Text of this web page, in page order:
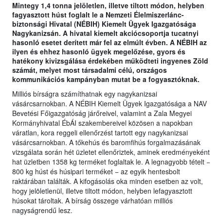
Mintegy 1,4 tonna jelöletlen, illetve tiltott módon, helyben
fagyasztott húst foglalt le a Nemzeti Élelmiszerlánc-
biztonsági Hivatal (NÉBIH) Kiemelt Ügyek Igazgatósága
Nagykanizsán. A hivatal kiemelt akciócsoportja tucatnyi
hasonló esetet derített már fel az elmúlt évben. A NÉBIH az
ilyen és ehhez hasonló ügyek megelőzése, gyors és
hatékony kivizsgálása érdekében működteti ingyenes Zöld
számát, melyet most társadalmi célú, országos
kommunikációs kampányban mutat be a fogyasztóknak.
Milliós bírságra számíthatnak egy nagykanizsai
vásárcsarnokban. A NÉBIH Kiemelt Ügyek Igazgatósága a NAV
Bevetési Főigazgatóság járőreivel, valamint a Zala Megyei
Kormányhivatal ÉbÁI szakembereivel közösen a napokban
váratlan, kora reggeli ellenőrzést tartott egy nagykanizsai
vásárcsarnokban. A tőkehús és baromfihús forgalmazásának
vizsgálata során hét üzletet ellenőriztek, aminek eredményeként
hat üzletben 1358 kg terméket foglaltak le. A legnagyobb tételt −
800 kg húst és húsipari terméket − az egyik hentesbolt
raktárában találták. A kifogásolás oka minden esetben az volt,
hogy jelöletlenül, illetve tiltott módon, helyben lefagyasztott
húsokat tároltak. A bírság összege várhatóan milliós
nagyságrendű lesz.